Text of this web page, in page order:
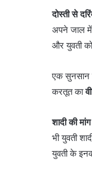
दोस्ती से
अपने जाल में
और युवती
​एक सुनसान
करतूत का
शादी की मांग
भी युवती
युवती के